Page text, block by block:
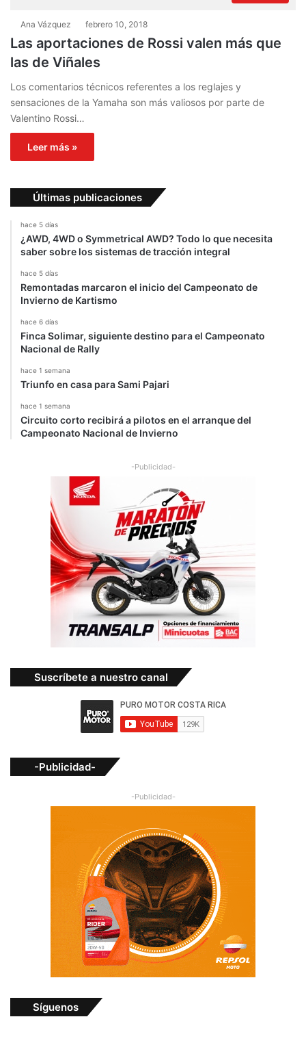
Ana Vázquez febrero 10, 2018
Las aportaciones de Rossi valen más que
las de Viñales
Los comentarios técnicos referentes a los reglajes y
sensaciones de la Yamaha son más valiosos por parte de
Valentino Rossi…
Leer más »
Últimas publicaciones
hace 5 días
¿AWD, 4WD o Symmetrical AWD? Todo lo que necesita
saber sobre los sistemas de tracción integral
hace 5 días
Remontadas marcaron el inicio del Campeonato de
Invierno de Kartismo
hace 6 días
Finca Solimar, siguiente destino para el Campeonato
Nacional de Rally
hace 1 semana
Triunfo en casa para Sami Pajari
hace 1 semana
Circuito corto recibirá a pilotos en el arranque del
Campeonato Nacional de Invierno
-Publicidad-
Suscríbete a nuestro canal
-Publicidad-
-Publicidad-
Síguenos